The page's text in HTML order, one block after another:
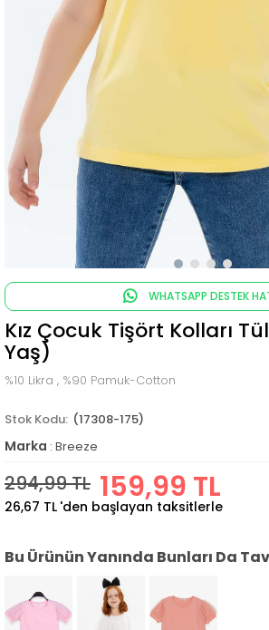
WHATSAPP DESTEK
Kız Çocuk Tişört Kolları
Yaş)
%10 Likra , %90 Pamuk-Cotton
(17308-175)
Marka : Breeze
294,99 TL 159,99 TL
26,67 TL 'den başlayan taksitlerle
Bu Ürünün Yanında Bunları Da